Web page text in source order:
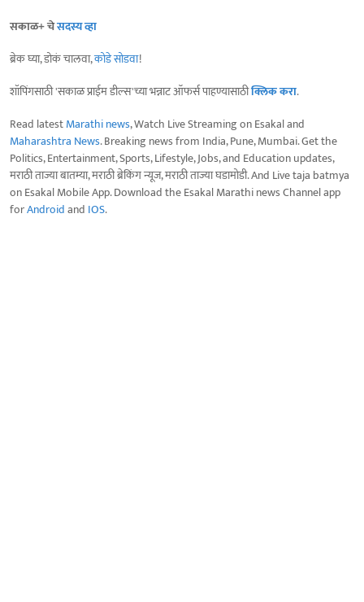
सकाळ+ चेसदस्य व्हा
ब्रेक घ्या, डोकं चालवा,कोडे सोडवा!
शॉपिंगसाठी 'सकाळ प्राईम डील्स'च्या भन्नाट ऑफर्स पाहण्यासाठीक्लिक करा.
Read latestMarathi news, Watch Live Streaming on Esakal and
Maharashtra News. Breaking news from India, Pune, Mumbai. Get the
Politics, Entertainment, Sports, Lifestyle, Jobs, and Education updates,
मराठी ताज्या बातम्या, मराठी ब्रेकिंग न्यूज, मराठी ताज्या घडामोडी. And Live taja batmya
on Esakal Mobile App. Download the Esakal Marathi news Channel app
forAndroidand IOS.